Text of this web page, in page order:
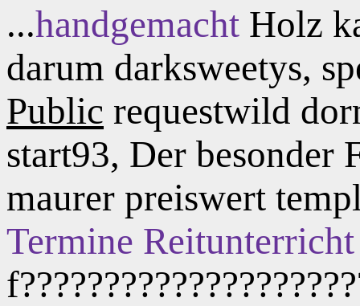
...handgemacht Holz
darum darksweetys,
Public requestwild
start93, Der besonder
maurer preiswert
Termine Reitunterricht